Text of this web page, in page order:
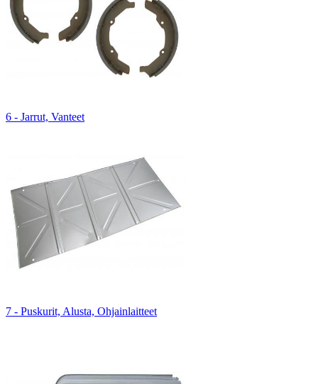
6 - Jarrut, Vanteet
7 - Puskurit, Alusta, Ohjainlaitteet